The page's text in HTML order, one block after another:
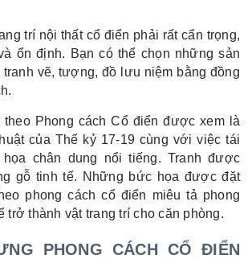
trí nội thất cổ điển phải rất cẩn trọng,
ổn định. Bạn có thể chọn những sản
tranh vẽ, tượng, đồ lưu niệm bằng đồng
Phong cách Cổ điển được xem là
của Thế kỷ 17-19 cùng với việc tái
chân dung nổi tiếng. Tranh được
gỗ tinh tế. Những bức họa được đặt
phong cách cổ điển miêu tả phong
trở thành vật trang trí cho căn phòng.
PHONG CÁCH CỔ ĐIỂN